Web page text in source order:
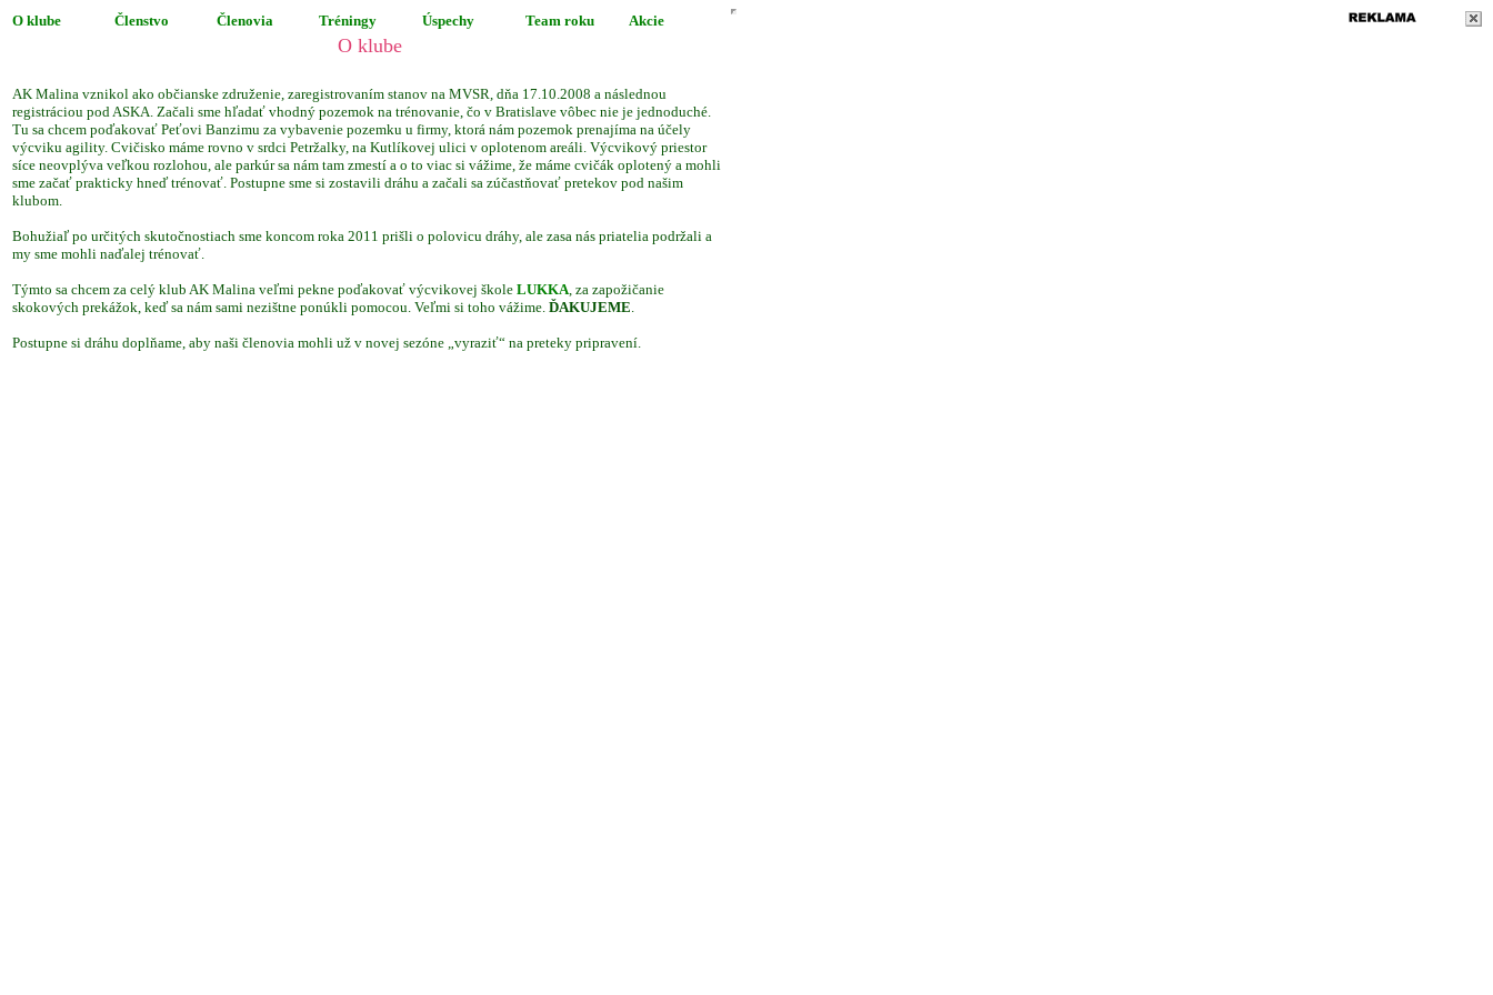
O klube Členstvo Členovia Tréningy Úspechy Team roku Akcie
O klube
AK Malina vznikol ako občianske združenie, zaregistrovaním stanov na MVSR, dňa 17.10.2008 a následnou
registráciou pod ASKA. Začali sme hľadať vhodný pozemok na trénovanie, čo v Bratislave vôbec nie je jednoduché.
Tu sa chcem poďakovať Peťovi Banzimu za vybavenie pozemku u firmy, ktorá nám pozemok prenajíma na účely
výcviku agility. Cvičisko máme rovno v srdci Petržalky, na Kutlíkovej ulici v oplotenom areáli. Výcvikový priestor
síce neovplýva veľkou rozlohou, ale parkúr sa nám tam zmestí a o to viac si vážime, že máme cvičák oplotený a mohli
sme začať prakticky hneď trénovať. Postupne sme si zostavili dráhu a začali sa zúčastňovať pretekov pod našim
klubom.
Bohužiaľ po určitých skutočnostiach sme koncom roka 2011 prišli o polovicu dráhy, ale zasa nás priatelia podržali a
my sme mohli naďalej trénovať.
Týmto sa chcem za celý klub AK Malina veľmi pekne poďakovať výcvikovej škole LUKKA, za zapožičanie
skokových prekážok, keď sa nám sami nezištne ponúkli pomocou. Veľmi si toho vážime. ĎAKUJEME.
Postupne si dráhu doplňame, aby naši členovia mohli už v novej sezóne „vyraziť“ na preteky pripravení.